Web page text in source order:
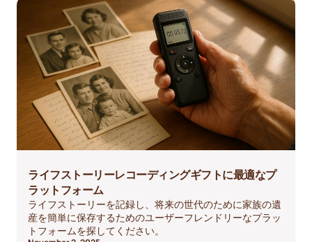
ライフストーリーレコーディングギフトに最適なプ
ラットフォーム
ライフストーリーを記録し、将来の世代のために家族の遺
産を簡単に保存するためのユーザーフレンドリーなプラッ
トフォームを探してください。